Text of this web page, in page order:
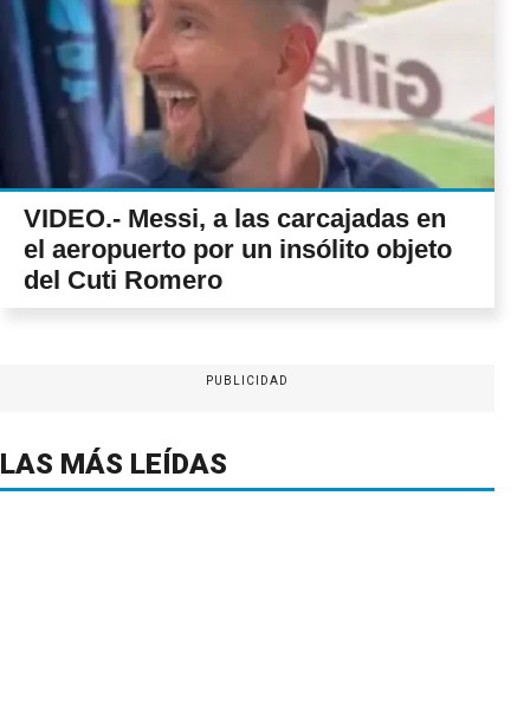
VIDEO.- Messi, a las carcajadas en
el aeropuerto por un insólito objeto
del Cuti Romero
PUBLICIDAD
LAS MÁS LEÍDAS